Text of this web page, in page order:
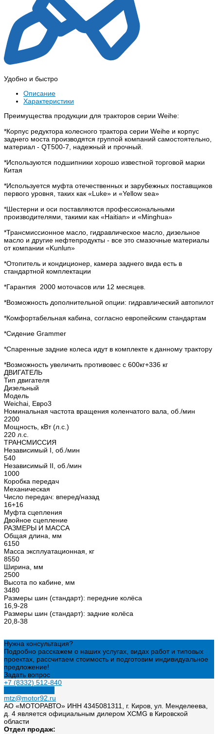
Удобно и быстро
Описание
Характеристики
Преимущества продукции для тракторов серии Weihe:
*Корпус редуктора колесного трактора серии Weihe и корпус
заднего моста производятся группой компаний самостоятельно,
материал - QT500-7, надежный и прочный.
*Используются подшипники хорошо известной торговой марки
Китая
*Используется муфта отечественных и зарубежных поставщиков
первого уровня, таких как «Luke» и «Yellow sea»
*Шестерни и оси поставляются профессиональными
производителями, такими как «Haitian» и «Minghua»
*Трансмиссионное масло, гидравлическое масло, дизельное
масло и другие нефтепродукты - все это смазочные материалы
от компании «Kunlun»
*Отопитель и кондиционер, камера заднего вида есть в
стандартной комплектации
*Гарантия 2000 моточасов или 12 месяцев.
*Возможность дополнительной опции: гидравлический автопилот
*Комфортабельная кабина, согласно европейским стандартам
*Сидение Grammer
*Спаренные задние колеса идут в комплекте к данному трактору
*Возможность увеличить противовес с 600кг+336 кг
ДВИГАТЕЛЬ
Тип двигателя
Дизельный
Модель
Weichai, Евро3
Номинальная частота вращения коленчатого вала, об./мин
2200
Мощность, кВт (л.с.)
220 л.с.
ТРАНСМИССИЯ
Независимый I, об./мин
540
Независимый II, об./мин
1000
Коробка передач
Механическая
Число передач: вперед/назад
16+16
Муфта сцепления
Двойное сцепление
РАЗМЕРЫ И МАССА
Общая длина, мм
6150
Масса эксплуатационная, кг
8550
Ширина, мм
2500
Высота по кабине, мм
3480
Размеры шин (стандарт): передние колёса
16,9-28
Размеры шин (стандарт): задние колёса
20,8-38
Нужна консультация?
Подробно расскажем о наших услугах, видах работ и типовых
проектах, рассчитаем стоимость и подготовим индивидуальное
предложение!
Задать вопрос
+7 (8332) 512-840
mtz@motor92.ru
АО «МОТОРАВТО» ИНН 4345081311, г. Киров, ул. Менделеева,
д. 4 является официальным дилером XCMG в Кировской
области
Отдел продаж: